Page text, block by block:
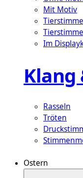
Mit Motiv
Im
Klang
Rasseln
Tröten
Ostern